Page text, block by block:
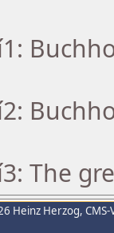
The
Heinz Herzog,